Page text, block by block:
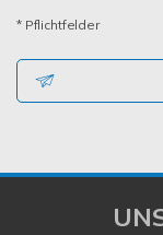
* Pflichtfelder